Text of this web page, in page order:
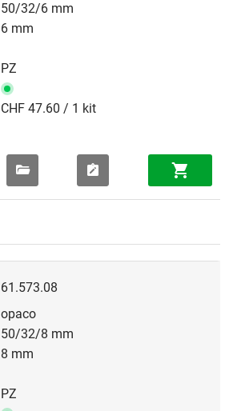
50/32/6 mm
6 mm
PZ
CHF 47.60 / 1 kit
61.573.08
opaco
50/32/8 mm
8 mm
PZ